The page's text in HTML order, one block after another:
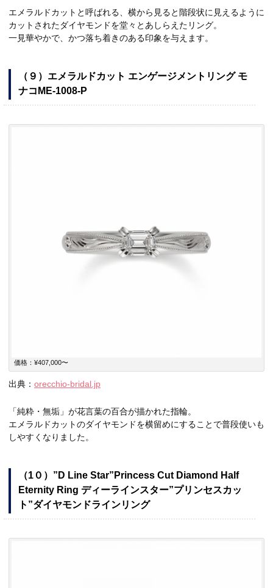
エメラルドカットと呼ばれる、横から見ると階段状に見えるように
カットされたダイヤモンドを堂々とあしらえたリング。
一見華やかで、かつ落ち着きのある印象を与えます。
（９）エメラルドカット エンゲージメントリング モ
ナコME-1008-P
価格：¥407,000〜
出典： orecchio-bridal.jp
「純粋・無垢」が花言葉の百合が描かれた指輪。
エメラルドカットのダイヤモンドを横留めにすることで普段使いも
しやすくなりました。
（1０）”D Line Star”Princess Cut Diamond Half
Eternity Ring ディーラインスター”プリンセスカッ
ト”ダイヤモンドラインリング